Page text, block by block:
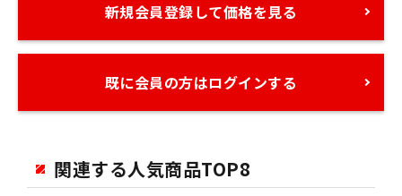
新規会員登録して価格を見る
既に会員の方はログインする
関連する人気商品TOP8